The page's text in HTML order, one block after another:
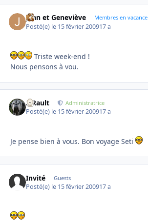
Jean et Geneviève Membres en vacance
Posté(e) le 15 février 200917 a
Triste week-end !
Nous pensons à vou.
S.Rault Administratrice
Posté(e) le 15 février 200917 a
Je pense bien à vous. Bon voyage Seti
Invité Guests
Posté(e) le 15 février 200917 a